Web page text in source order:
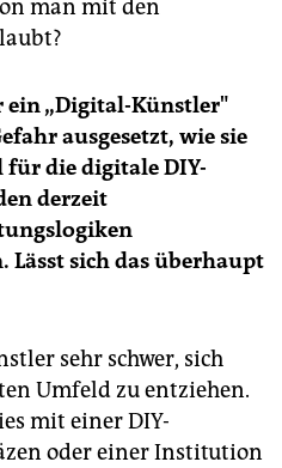
man mit den
ein „Digital-Künstler"
ausgesetzt, wie sie
für die digitale DIY-
derzeit
sich das überhaupt
sehr schwer, sich
Umfeld zu entziehen.
mit einer DIY-
oder einer Institution